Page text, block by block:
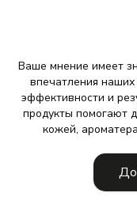
Ваше мнение имеет
впечатления наших
эффективности и
продукты помогают
кожей,